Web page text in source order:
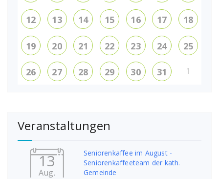
12 13 14 15 16 17 18
19 20 21 22 23 24 25
26 27 28 29 30 31 1
Veranstaltungen
13
Aug.
Seniorenkaffee im August -
Seniorenkaffeeteam der kath.
Gemeinde